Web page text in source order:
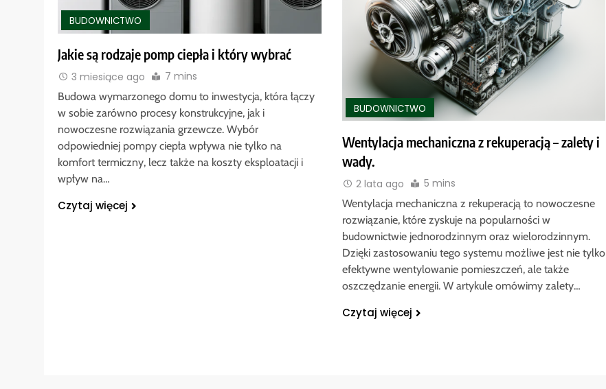
BUDOWNICTWO
Jakie są rodzaje pomp ciepła i który wybrać
3 miesiące ago 7 mins
Budowa wymarzonego domu to inwestycja, która łączy
w sobie zarówno procesy konstrukcyjne, jak i
nowoczesne rozwiązania grzewcze. Wybór
odpowiedniej pompy ciepła wpływa nie tylko na
komfort termiczny, lecz także na koszty eksploatacji i
wpływ na…
Czytaj więcej
BUDOWNICTWO
Wentylacja mechaniczna z rekuperacją – zalety i
wady.
2 lata ago 5 mins
Wentylacja mechaniczna z rekuperacją to nowoczesne
rozwiązanie, które zyskuje na popularności w
budownictwie jednorodzinnym oraz wielorodzinnym.
Dzięki zastosowaniu tego systemu możliwe jest nie tylko
efektywne wentylowanie pomieszczeń, ale także
oszczędzanie energii. W artykule omówimy zalety…
Czytaj więcej